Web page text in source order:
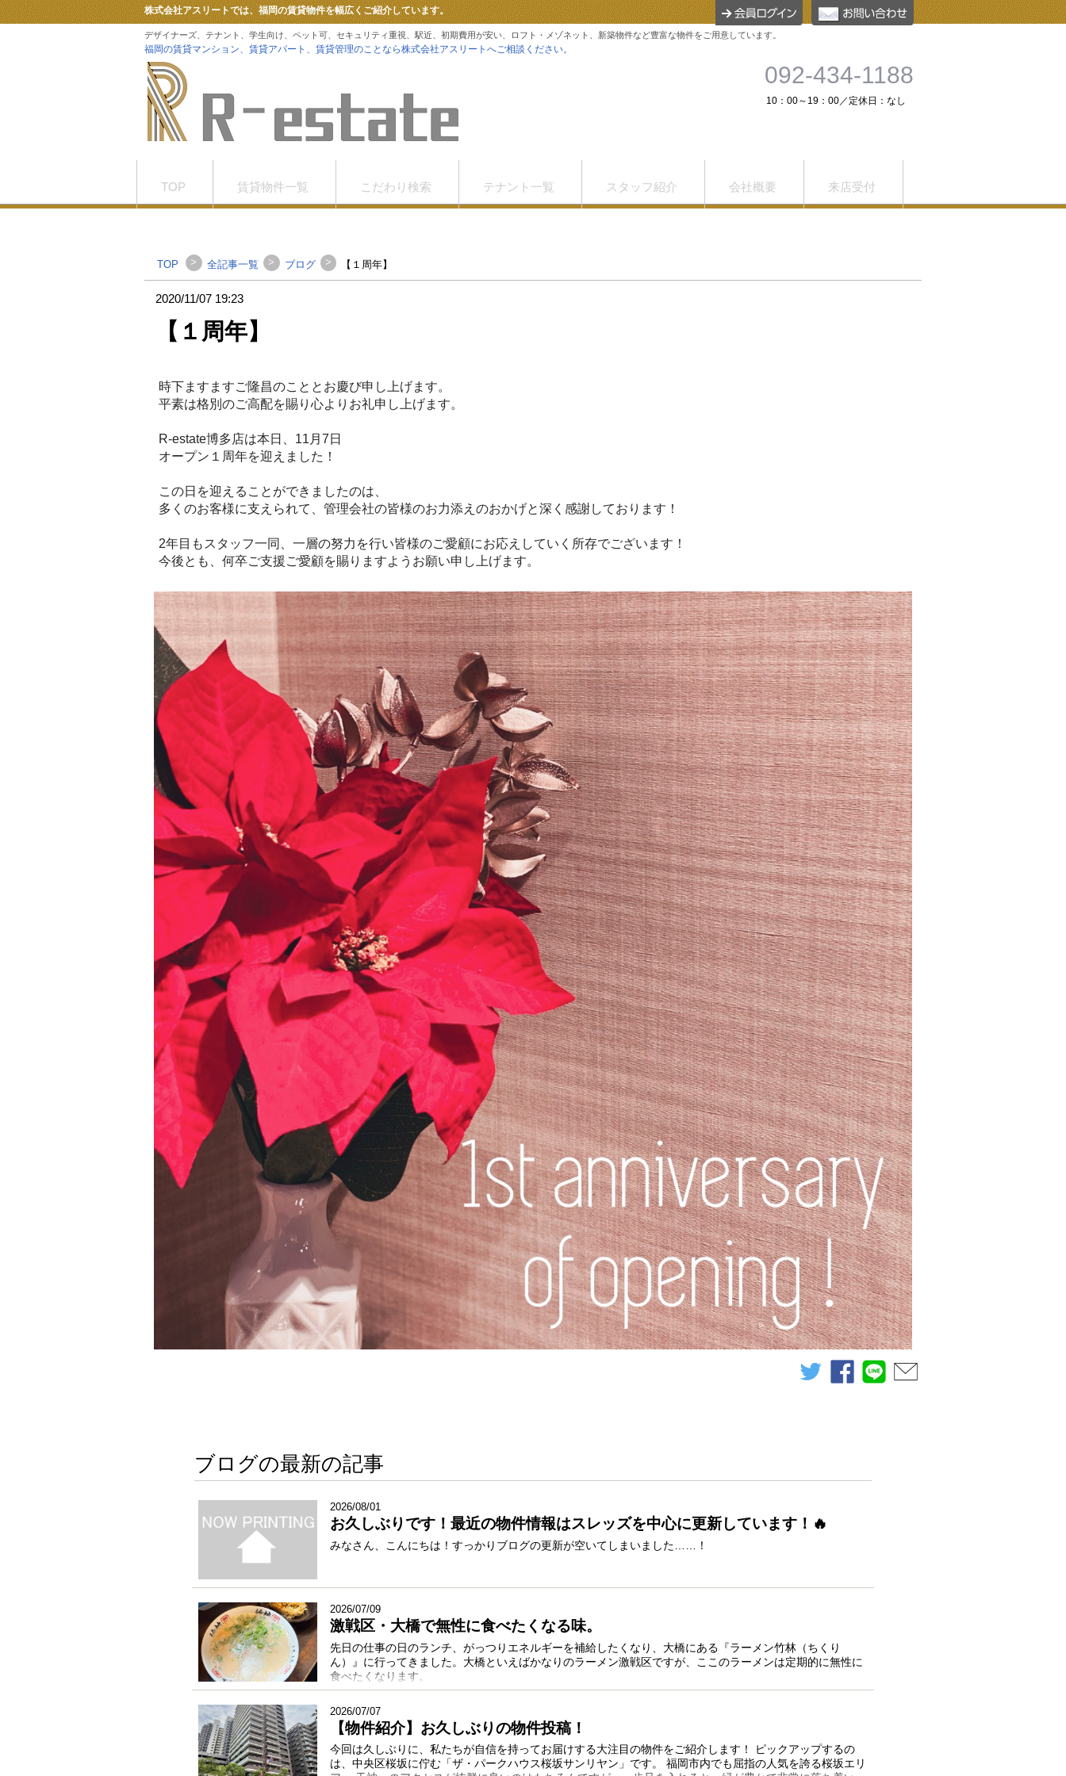
株式会社アスリートでは、福岡の賃貸物件を幅広くご紹介しています。
デザイナーズ、テナント、学生向け、ペット可、セキュリティ重視、駅近、初期費用が安い、ロフト・メゾネット、新築物件など豊富な物件をご用意しています。
福岡の賃貸マンション、賃貸アパート、賃貸管理のことなら株式会社アスリートへご相談ください。
092-434-1188
10：00～19：00／定休日：なし
TOP 賃貸物件一覧 こだわり検索 テナント一覧 スタッフ紹介 会社概要 来店受付
TOP > 全記事一覧 > ブログ > 【１周年】
2020/11/07 19:23
【１周年】
時下ますますご隆昌のこととお慶び申し上げます。
平素は格別のご高配を賜り心よりお礼申し上げます。
R-estate博多店は本日、11月7日
オープン１周年を迎えました！
この日を迎えることができましたのは、
多くのお客様に支えられて、管理会社の皆様のお力添えのおかげと深く感謝しております！
2年目もスタッフ一同、一層の努力を行い皆様のご愛顧にお応えしていく所存でございます！
今後とも、何卒ご支援ご愛顧を賜りますようお願い申し上げます。
twitter facebook
ブログの最新の記事
2026/08/01
お久しぶりです！最近の物件情報はスレッズを中心に更新しています！🔥
みなさん、こんにちは！すっかりブログの更新が空いてしまいました……！
2026/07/09
激戦区・大橋で無性に食べたくなる味。
先日の仕事の日のランチ、がっつりエネルギーを補給したくなり、大橋にある『ラーメン竹林（ちくり
ん）』に行ってきました。大橋といえばかなりのラーメン激戦区ですが、ここのラーメンは定期的に無性に
食べたくなります。
2026/07/07
【物件紹介】お久しぶりの物件投稿！
今回は久しぶりに、私たちが自信を持ってお届けする大注目の物件をご紹介します！ ピックアップするの
は、中央区桜坂に佇む「ザ・パークハウス桜坂サンリヤン」です。 福岡市内でも屈指の人気を誇る桜坂エリ